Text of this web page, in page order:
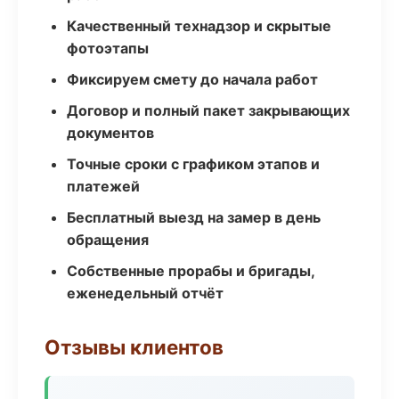
Качественный технадзор и скрытые
фотоэтапы
Фиксируем смету до начала работ
Договор и полный пакет закрывающих
документов
Точные сроки с графиком этапов и
платежей
Бесплатный выезд на замер в день
обращения
Собственные прорабы и бригады,
еженедельный отчёт
Отзывы клиентов